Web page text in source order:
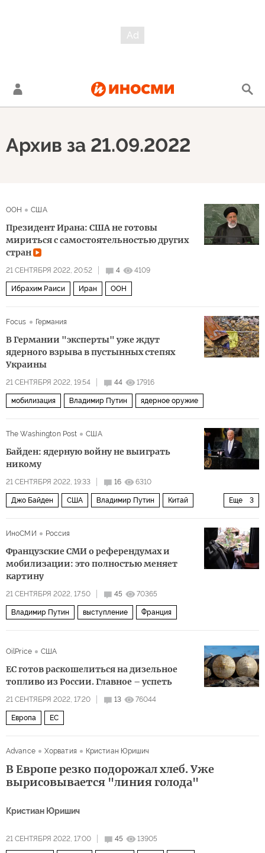
Архив за 21.09.2022
ООН США
Президент Ирана: США не готовы
мириться с самостоятельностью других
стран
21 СЕНТЯБРЯ 2022, 20:52 4 4109
Ибрахим Раиси Иран ООН
Focus Германия
В Германии "эксперты" уже ждут
ядерного взрыва в пустынных степях
Украины
21 СЕНТЯБРЯ 2022, 19:54 44 17916
мобилизация Владимир Путин ядерное оружие
The Washington Post США
Байден: ядерную войну не выиграть
никому
21 СЕНТЯБРЯ 2022, 19:33 16 6310
Еще 3
Джо Байден США Владимир Путин Китай
ИноСМИ
Россия
Французские СМИ о референдумах и
мобилизации: это полностью меняет
картину
21 СЕНТЯБРЯ 2022, 17:50 45 70365
Владимир Путин выступление Франция
OilPrice США
ЕС готов раскошелиться на дизельное
топливо из России. Главное – успеть
21 СЕНТЯБРЯ 2022, 17:20 13 76044
Европа ЕС
Advance Хорватия Кристиан Юришич
В Европе резко подорожал хлеб. Уже
вырисовывается "линия голода"
Кристиан Юришич
21 СЕНТЯБРЯ 2022, 17:00 45 13905